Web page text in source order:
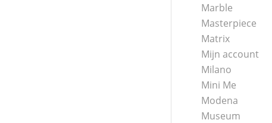
Marble
Masterpiece
Matrix
Mijn account
Milano
Mini Me
Modena
Museum